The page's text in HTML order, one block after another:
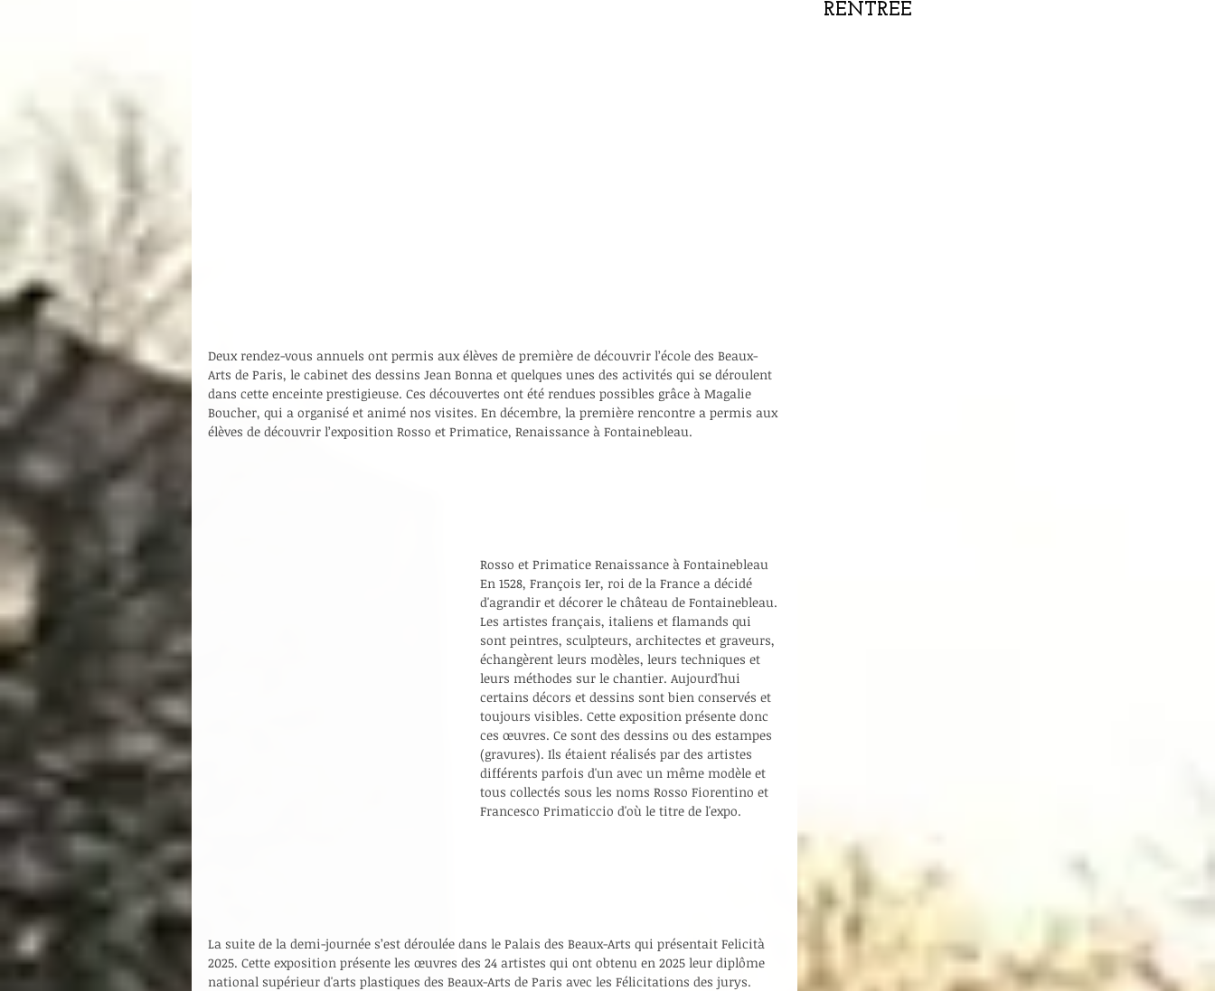
Deux rendez-vous annuels ont permis aux élèves de première de découvrir l’école des Beaux-
Arts de Paris, le cabinet des dessins Jean Bonna et quelques unes des activités qui se déroulent
dans cette enceinte prestigieuse. Ces découvertes ont été rendues possibles grâce à Magalie
Boucher, qui a organisé et animé nos visites. En décembre, la première rencontre a permis aux
élèves de découvrir l’exposition Rosso et Primatice, Renaissance à Fontainebleau.
Rosso et Primatice Renaissance à Fontainebleau
En 1528, François Ier, roi de la France a décidé
d'agrandir et décorer le château de Fontainebleau.
Les artistes français, italiens et flamands qui
sont peintres, sculpteurs, architectes et graveurs,
échangèrent leurs modèles, leurs techniques et
leurs méthodes sur le chantier. Aujourd'hui
certains décors et dessins sont bien conservés et
toujours visibles. Cette exposition présente donc
ces œuvres. Ce sont des dessins ou des estampes
(gravures). Ils étaient réalisés par des artistes
différents parfois d'un avec un même modèle et
tous collectés sous les noms Rosso Fiorentino et
Francesco Primaticcio d'où le titre de l'expo.
La suite de la demi-journée s’est déroulée dans le Palais des Beaux-Arts qui présentait Felicità
2025. Cette exposition présente les œuvres des 24 artistes qui ont obtenu en 2025 leur diplôme
national supérieur d'arts plastiques des Beaux-Arts de Paris avec les Félicitations des jurys.
RENTREE